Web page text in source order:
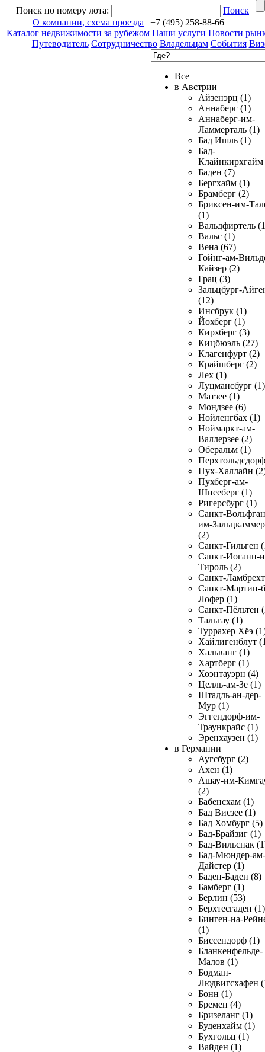
Поиск по номеру лота:
Поиск
О компании, схема проезда | +7 (495) 258-88-66
Каталог недвижимости за рубежом Наши услуги Новости
Путеводитель Сотрудничество Владельцам События
Все
в Австрии
Айзенэрц (1)
Аннаберг (1)
Аннаберг-им-
Ламмерталь (1)
Бад Ишль (1)
Бад-
Клайнкирхгайм
Баден (7)
Бергхайм (1)
Брамберг (2)
Бриксен-им-
(1)
Вальдфиртель
Вальс (1)
Вена (67)
Гойнг-ам-
Кайзер (2)
Грац (3)
Зальцбург-
(12)
Инсбрук (1)
Йохберг (1)
Кирхберг (3)
Кицбюэль (27)
Клагенфурт (2)
Крайшберг (2)
Лех (1)
Луцмансбург (1)
Матзее (1)
Мондзее (6)
Нойленгбах (1)
Ноймаркт-ам-
Валлерзее (2)
Оберальм (1)
Пух-Халлайн
Пухберг-ам-
Шнееберг (1)
Ригерсбург (1)
Санкт-
им-
(2)
Санкт-Гильген
Санкт-Иоганн-
Тироль (2)
Санкт-
Санкт-Мартин-
Лофер (1)
Санкт-Пёльтен
Тальгау (1)
Туррахер Хёэ
Хайлигенблут
Хальванг (1)
Хартберг (1)
Хоэнтауэрн (4)
Целль-ам-Зе (1)
Штадль-ан-дер-
Мур (1)
Эггендорф-им-
Траункрайс (1)
Эренхаузен (1)
в Германии
Аугсбург (2)
Ахен (1)
Ашау-им-
(2)
Бабенсхам (1)
Бад Висзее (1)
Бад Хомбург (5)
Бад-Брайзиг (1)
Бад-Вильснак
Бад-Мюндер-ам-
Дайстер (1)
Баден-Баден (8)
Бамберг (1)
Берлин (53)
Берхтесгаден (1)
Бинген-на-
(1)
Биссендорф (1)
Бланкенфельде-
Малов (1)
Бодман-
Людвигсхафен
Бонн (1)
Бремен (4)
Бризеланг (1)
Буденхайм (1)
Бухгольц (1)
Вайден (1)